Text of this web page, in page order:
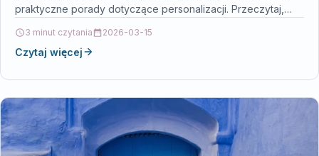
praktyczne porady dotyczące personalizacji. Przeczytaj,
3 minut czytania 2026-03-15
Czytaj więcej